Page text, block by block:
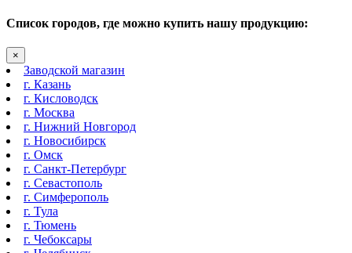
Список городов, где можно купить нашу продукцию:
×
Заводской магазин
г. Казань
г. Кисловодск
г. Москва
г. Нижний Новгород
г. Новосибирск
г. Омск
г. Санкт-Петербург
г. Севастополь
г. Симферополь
г. Тула
г. Тюмень
г. Чебоксары